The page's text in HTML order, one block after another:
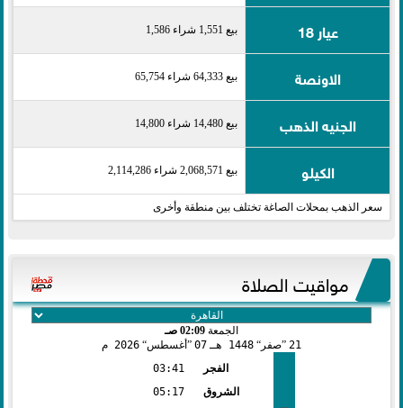
عيار 18 بيع 1,551 شراء 1,586
الاونصة بيع 64,333 شراء 65,754
الجنيه الذهب بيع 14,480 شراء 14,800
الكيلو بيع 2,068,571 شراء 2,114,286
سعر الذهب بمحلات الصاغة تختلف بين منطقة وأخرى
مواقيت الصلاة
الجمعة 02:09 صـ
21 صفر 1448 هـ 07 أغسطس 2026 م
الفجر
03:41
الشروق
05:17